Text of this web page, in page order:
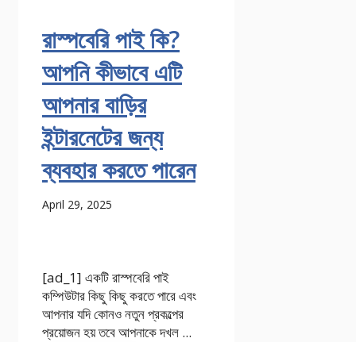
রাস্পবেরি পাই কি?
আপনি কীভাবে এটি
আপনার বাড়ির
ইন্টারনেটের জন্য
ব্যবহার করতে পারেন
April 29, 2025
[ad_1] একটি রাস্পবেরি পাই
কম্পিউটার কিছু কিছু করতে পারে এবং
আপনার যদি কোনও নতুন প্রকল্পের
প্রয়োজন হয় তবে আপনাকে দখল ...